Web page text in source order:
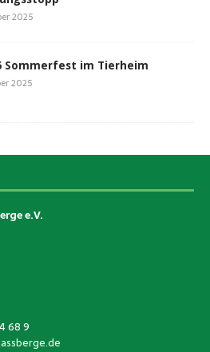
2025
Sommerfest im Tierheim
2025
e.V.
68 9